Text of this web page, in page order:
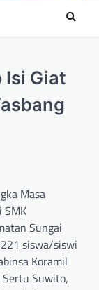
Isi Giat
Masa
SMK
Sungai
siswa/siswi
Koramil
Suwito,